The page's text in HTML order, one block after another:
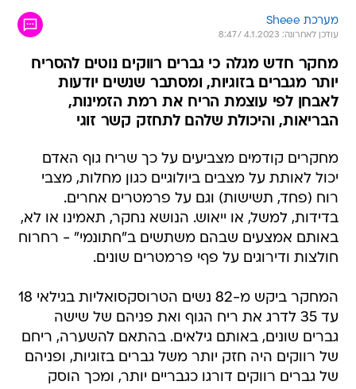
מערכת Sheee
עודכן לאחרונה: 4.1.2023 / 8:47
מחקר חדש מגלה כי גברים רווקים נוטים להסריח
יותר מגברים בזוגיות, ומסתבר שנשים יודעות
לאבחן לפי עוצמת הריח את רמת הזמינות,
הבריאות, והיכולת שלהם לתחזק קשר זוגי
מחקרים קודמים מצביעים על כך שריח גוף האדם
יכול לאותת על מצבים ביולוגיים כגון מחלות, מצבי
רוח (פחד, תשישות) וגם על פרמטרים אחרים.
בדידות, למשל, או ייאוש. הנושא נחקר, תאמינו או לא,
באותם אמצעים שבהם משתשים ב"חתונמי" - רחרוח
חולצות ודירוגים על פףי פרמטרים שונים.
המחקר ביקש מ-82 נשים הטרוסקסואליות בגילאי 18
עד 35 לדרג את ריח הגוף ואת פניהם של שישה
גברים שונים, באותם גילאים. בהתאם להשערה, ריחם
של רווקים היה חזק יותר משל גברים בזוגיות, ופניהם
של גברים רווקים דורגו כגבריים יותר, ומכך הוסק